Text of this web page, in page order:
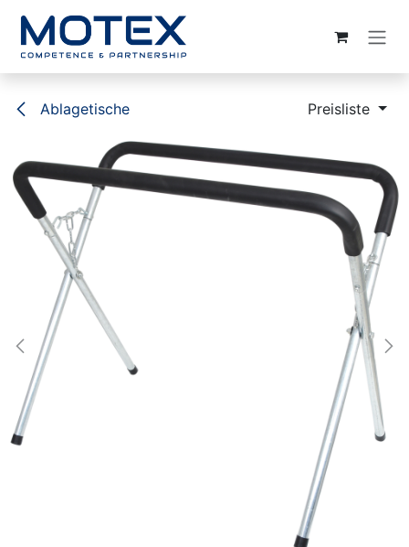
Ablagetische Preisliste